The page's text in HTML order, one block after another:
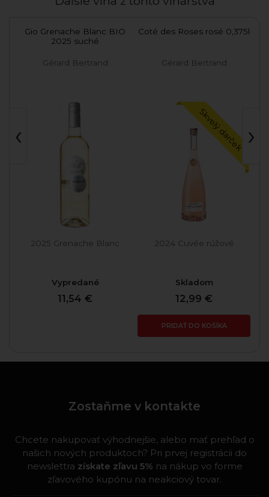
Gio Grenache Blanc BIO
2025 suché
Gérard Bertrand
2025 Grenache Blanc
Vypredané
11,54 €
Coté des Roses rosé 0,375l
Gérard Bertrand
Skvelý darček
2024 Cuvée rúžové
Skladom
12,99 €
PRIDAŤ DO KOŠÍKA
‹ ›
Zostaňme v kontakte
Chcete nakupovať výhodnejšie, alebo mať prehľad o
našich nových produktoch? Pri prvej registrácii do
newslettra získate zľavu 5% na nákup vo forme
zľavového kupónu na neakciový tovar.